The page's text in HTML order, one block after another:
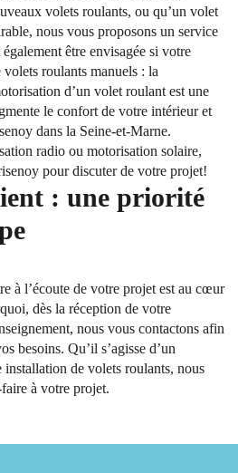
volets roulants, ou qu’un volet
nous vous proposons un service
être envisagée si votre
roulants manuels : la
d’un volet roulant est une
le confort de votre intérieur et
dans la Seine-et-Marne.
radio ou motorisation solaire,
pour discuter de votre projet!
: une priorité
à l’écoute de votre projet est au cœur
dès la réception de votre
nous vous contactons afin
besoins. Qu’il s’agisse d’un
installation de volets roulants, nous
à votre projet.